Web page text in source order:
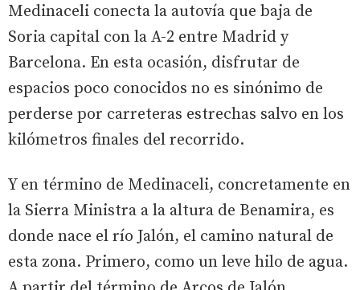
Medinaceli conecta la autovía que baja de
Soria capital con la A-2 entre Madrid y
Barcelona. En esta ocasión, disfrutar de
espacios poco conocidos no es sinónimo de
perderse por carreteras estrechas salvo en los
kilómetros finales del recorrido.
Y en término de Medinaceli, concretamente en
la Sierra Ministra a la altura de Benamira, es
donde nace el río Jalón, el camino natural de
esta zona. Primero, como un leve hilo de agua.